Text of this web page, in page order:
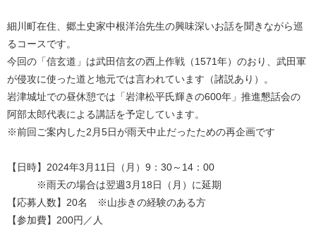
細川町在住、郷土史家中根洋治先生の興味深いお話を聞きながら巡
るコースです。
今回の「信玄道」は武田信玄の西上作戦（1571年）のおり、武田軍
が侵攻に使った道と地元では言われています（諸説あり）。
岩津城址での昼休憩では「岩津松平氏輝きの600年」推進懇話会の
阿部太郎代表による講話を予定しています。
※前回ご案内した2月5日が雨天中止だったための再企画です
【日時】2024年3月11日（月）9：30～14：00
※雨天の場合は翌週3月18日（月）に延期
【応募人数】20名 ※山歩きの経験のある方
【参加費】200円／人